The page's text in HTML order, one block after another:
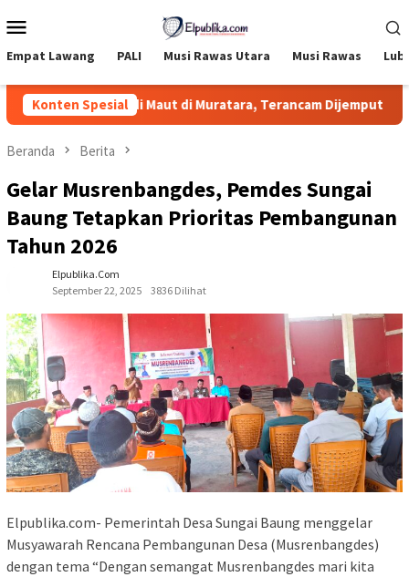
ke
Mobile
Empat Lawang PALI Musi Rawas Utara Musi Rawas
Konten Spesial
Tragedi Maut di Muratara, Terancam Dijemput Paksa
Beranda Berita
Gelar Musrenbangdes, Pemdes Sungai
Baung Tetapkan Prioritas Pembangunan
Tahun 2026
Elpublika.com
September 22, 2025
3836 Dilihat
Elpublika.com- Pemerintah Desa Sungai Baung menggelar
Musyawarah Rencana Pembangunan Desa (Musrenbangdes)
dengan tema “Dengan semangat Musrenbangdes mari kita